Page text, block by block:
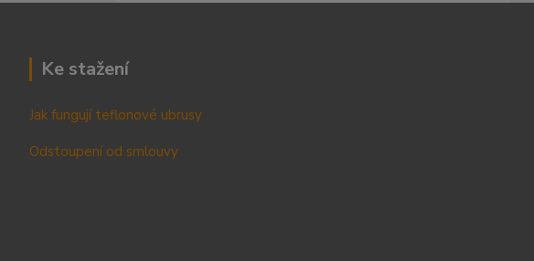
Ke stažení
Jak fungují teflonové ubrusy
Odstoupení od smlouvy